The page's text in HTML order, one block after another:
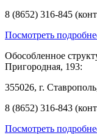
8 (8652) 316-845
Посмотреть
Обособленное
Пригородная, 193:
355026, г.
8 (8652) 316-843
Посмотреть